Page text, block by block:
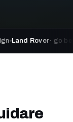
· go beyond